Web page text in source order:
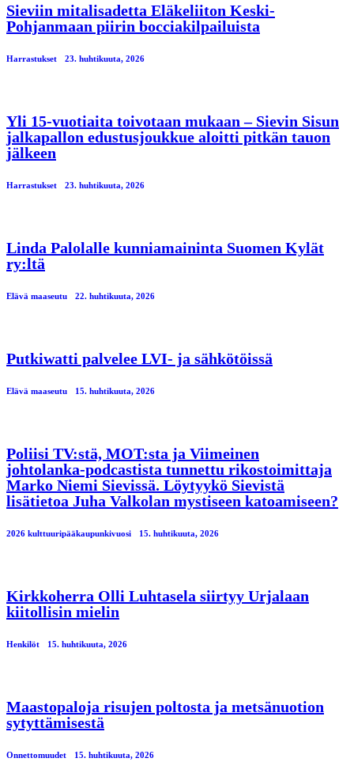
Sieviin mitalisadetta Eläkeliiton Keski-
Pohjanmaan piirin bocciakilpailuista
Harrastukset 23. huhtikuuta, 2026
Yli 15-vuotiaita toivotaan mukaan – Sievin Sisun
jalkapallon edustusjoukkue aloitti pitkän tauon
jälkeen
Harrastukset 23. huhtikuuta, 2026
Linda Palolalle kunniamaininta Suomen Kylät
ry:ltä
Elävä maaseutu 22. huhtikuuta, 2026
Putkiwatti palvelee LVI- ja sähkötöissä
Elävä maaseutu 15. huhtikuuta, 2026
Poliisi TV:stä, MOT:sta ja Viimeinen
johtolanka-podcastista tunnettu rikostoimittaja
Marko Niemi Sievissä. Löytyykö Sievistä
lisätietoa Juha Valkolan mystiseen katoamiseen?
2026 kulttuuripääkaupunkivuosi 15. huhtikuuta, 2026
Kirkkoherra Olli Luhtasela siirtyy Urjalaan
kiitollisin mielin
Henkilöt 15. huhtikuuta, 2026
Maastopaloja risujen poltosta ja metsänuotion
sytyttämisestä
Onnettomuudet 15. huhtikuuta, 2026